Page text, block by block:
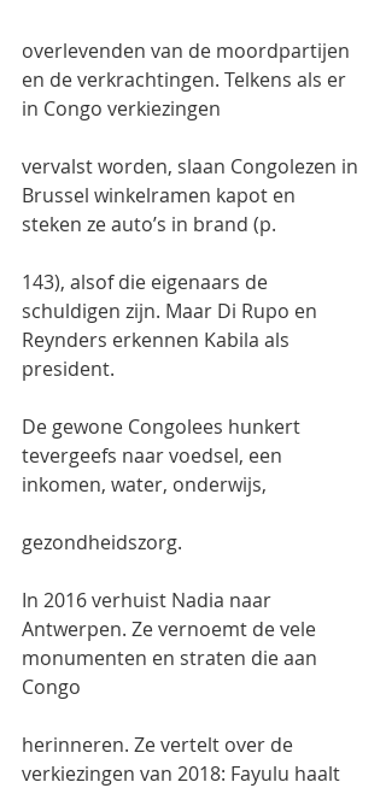
overlevenden van de moordpartijen
en de verkrachtingen. Telkens als er
in Congo verkiezingen
vervalst worden, slaan Congolezen in
Brussel winkelramen kapot en
steken ze auto’s in brand (p.
143), alsof die eigenaars de
schuldigen zijn. Maar Di Rupo en
Reynders erkennen Kabila als
president.
De gewone Congolees hunkert
tevergeefs naar voedsel, een
inkomen, water, onderwijs,
gezondheidszorg.
In 2016 verhuist Nadia naar
Antwerpen. Ze vernoemt de vele
monumenten en straten die aan
Congo
herinneren. Ze vertelt over de
verkiezingen van 2018: Fayulu haalt